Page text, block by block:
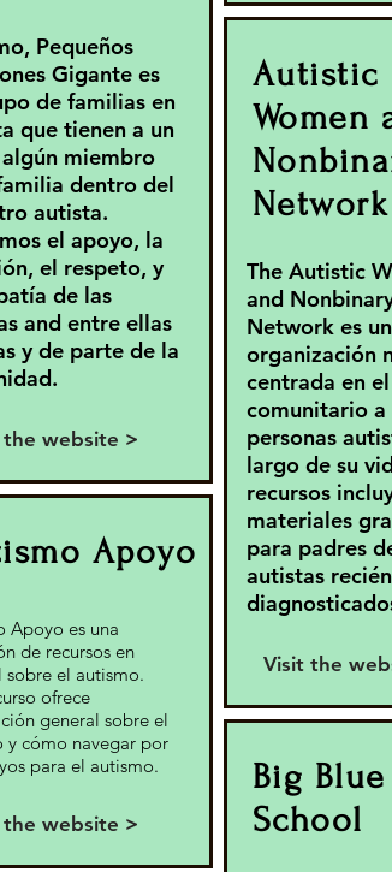
Pequeños
Gigante es
de familias en
que tienen a un
miembro
dentro del
autista.
el apoyo, la
el respeto, y
de las
and entre ellas
y de parte de la
the website >
Apoyo
Apoyo es una
de recursos en
sobre el autismo.
ofrece
general sobre el
y cómo navegar por
para el autismo.
the website >
Autistic
Women
Network
The Autistic
and
Network es
organización
centrada en
comunitario a
personas
largo de su
recursos
materiales
para padres
autistas recién
Visit the
Big
School